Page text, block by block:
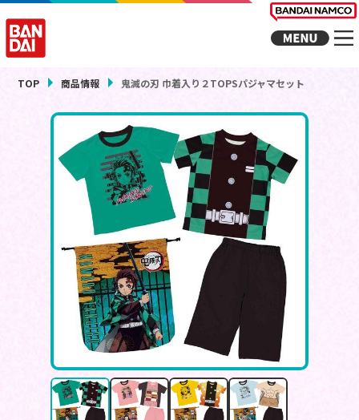
TOP 商品情報 鬼滅の刃 巾着入り２TOPSパジャマセット